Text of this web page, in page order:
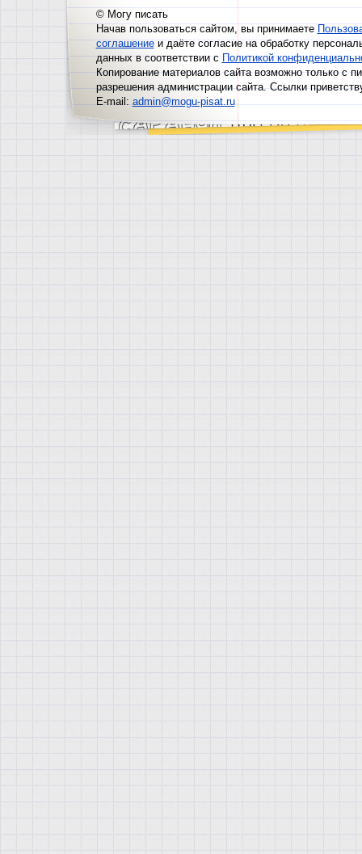
© Могу писать
Начав пользоваться сайтом, вы принимаете
соглашениеи даёте согласие на обработку
данных в соответствии сПолитикой
Копирование материалов сайта возможно только с
разрешения администрации сайта. Ссылки
E-mail:admin@mogu-pisat.ru